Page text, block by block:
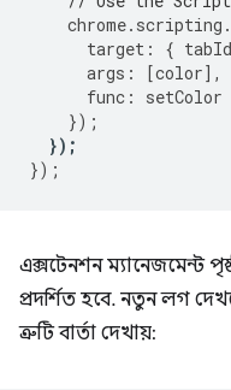
chrome. scripting .
target : { tabId
args : [color],
func :
setColor
});
});
});
এক্সটেনশন ম্যানেজমেন্ট
প্রদর্শিত হবে. নতুন লগ
ত্রুটি বার্তা দেখায়: